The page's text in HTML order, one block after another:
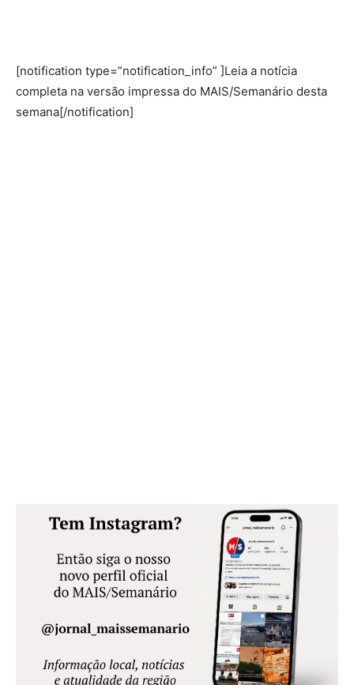
[notification type=”notification_info” ]Leia a notícia
completa na versão impressa do MAIS/Semanário desta
semana[/notification]